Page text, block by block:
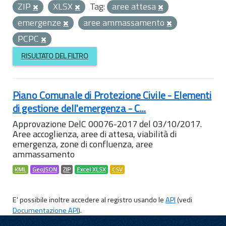
ZIP
XLSX Tag: aree attesa
emergenze
aree ammassamento
PCPC
RISULTATO DEL FILTRO
Piano Comunale di Protezione Civile - Elementi
di gestione dell'emergenza - C...
Approvazione DelC 00076-2017 del 03/10/2017.
Aree accoglienza, aree di attesa, viabilità di
emergenza, zone di confluenza, aree
ammassamento
KML GeoJSON ZIP Excel XLSX CSV
E' possibile inoltre accedere al registro usando leAPI(vedi
Documentazione API).